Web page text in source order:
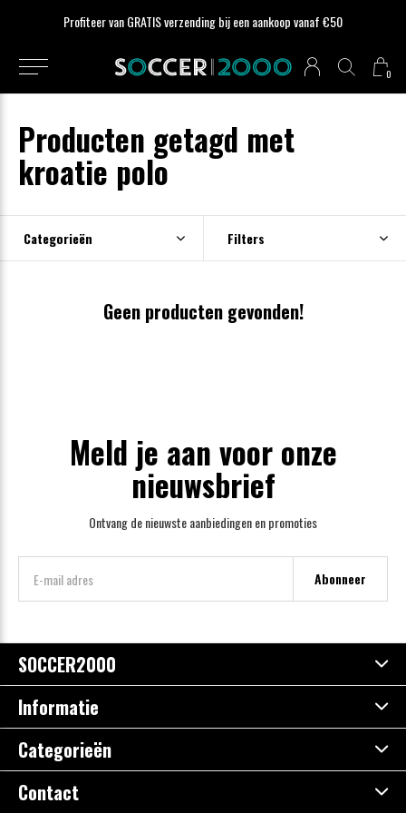
0
Profiteer van GRATIS verzending bij een aankoop vanaf €50
Producten getagd met
kroatie polo
Categorieën Filters
Geen producten gevonden!
Meld je aan voor onze
nieuwsbrief
Ontvang de nieuwste aanbiedingen en promoties
Abonneer
SOCCER2000
Informatie
Categorieën
Contact